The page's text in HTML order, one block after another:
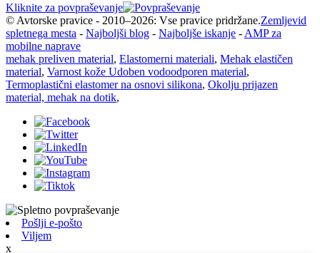
Kliknite za povpraševanje
© Avtorske pravice - 2010–2026: Vse pravice pridržane.Zemljevid
spletnega mesta - Najboljši blog - Najboljše iskanje - AMP za
mobilne naprave
mehak preliven material, Elastomerni materiali, Mehak elastičen
material, Varnost kože Udoben vodoodporen material,
Termoplastični elastomer na osnovi silikona, Okolju prijazen
material, mehak na dotik,
Pošlji e-pošto
Viljem
x